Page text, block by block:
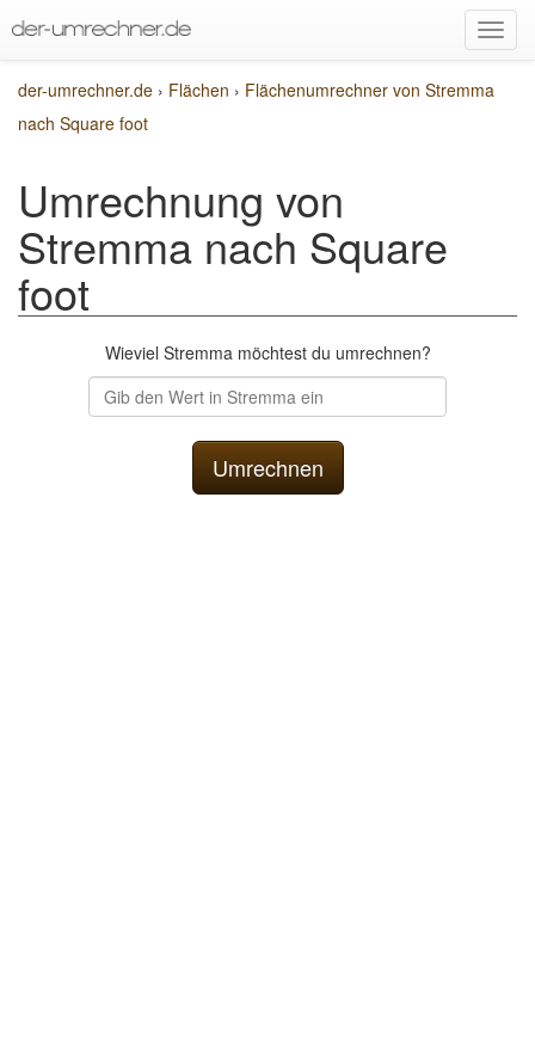
der-umrechner.de › Flächen › Flächenumrechner von Stremma
nach Square foot
Umrechnung von
Stremma nach Square
foot
Wieviel Stremma möchtest du umrechnen?